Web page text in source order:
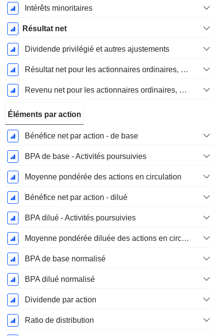
Intérêts minoritaires
Résultat net
Dividende privilégié et autres ajustements
Résultat net pour les actionnaires ordinaires, éléments exceptionnels inclus.
Revenu net pour les actionnaires ordinaires, hors éléments exceptionnelsRésultat net pour les actionnaires ordinaires, éléments exceptionnels exclus.
Éléments par action
Bénéfice net par action - de base
BPA de base - Activités poursuivies
Moyenne pondérée des actions en circulation
Bénéfice net par action - dilué
BPA dilué - Activités poursuivies
Moyenne pondérée diluée des actions en circulation
BPA de base normalisé
BPA dilué normalisé
Dividende par action
Ratio de distribution